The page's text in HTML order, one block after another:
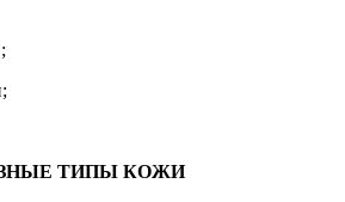
ТИПЫ КОЖИ